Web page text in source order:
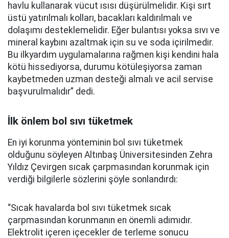
havlu kullanarak vücut ısısı düşürülmelidir. Kişi sırt
üstü yatırılmalı kolları, bacakları kaldırılmalı ve
dolaşımı desteklemelidir. Eğer bulantısı yoksa sıvı ve
mineral kaybını azaltmak için su ve soda içirilmedir.
Bu ilkyardım uygulamalarına rağmen kişi kendini hala
kötü hissediyorsa, durumu kötüleşiyorsa zaman
kaybetmeden uzman desteği almalı ve acil servise
başvurulmalıdır” dedi.
İlk önlem bol sıvı tüketmek
En iyi korunma yönteminin bol sıvı tüketmek
olduğunu söyleyen Altınbaş Üniversitesinden Zehra
Yıldız Çevirgen sıcak çarpmasından korunmak için
verdiği bilgilerle sözlerini şöyle sonlandırdı:
“Sıcak havalarda bol sıvı tüketmek sıcak
çarpmasından korunmanın en önemli adımıdır.
Elektrolit içeren içecekler de terleme sonucu